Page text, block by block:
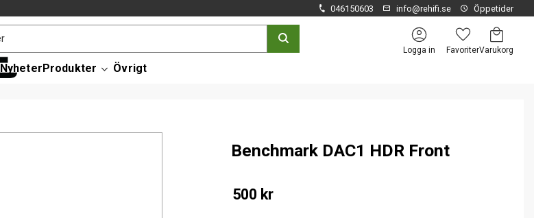
046150603 info@rehifi.se Öppetider
Logga in
Favoriter
Kundvagn
NyheterProdukter Övrigt
Benchmark DAC1 HDR Front
500 kr